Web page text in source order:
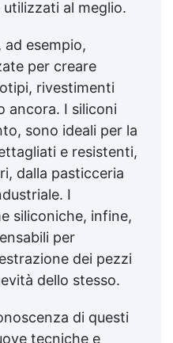
al meglio.
ad esempio,
per creare
rivestimenti
ancora. I siliconi
sono ideali per la
e resistenti,
dalla pasticceria
I
siliconiche, infine,
per
dei pezzi
dello stesso.
di questi
tecniche e